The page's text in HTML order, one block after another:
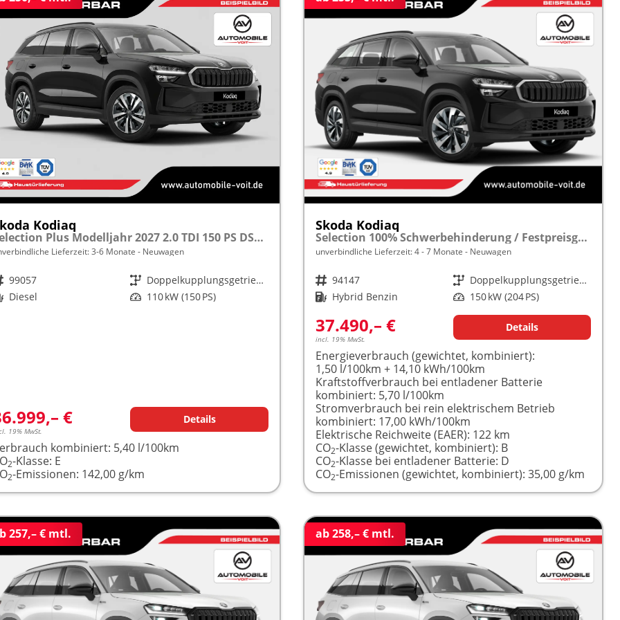
Kodiaq
Selection Plus Modelljahr 2027 2.0 TDI 150 PS DSG TEMPOMAT/R.KAMERA/SHZ/LED/LENKRADHEIZUNG frei konfigurierbar!
Lieferzeit: 3-6 Monate Neuwagen
99057 Getriebe
Doppelkupplungsgetriebe (DSG)
Diesel Leistung 110 kW (150 PS)
€
19% MwSt.
Details
kombiniert: 5,40 l/100km
2-Klasse: E
2-Emissionen: 142,00 g/km
Skoda Kodiaq
Selection 100% Schwerbehinderung / Festpreisgarantie* Modelljahr 1.5 TSI iV PLUG-IN-HYBRID 204PS DSG "Sonderangebot bei Schwerbehinderung" frei konfigurierbar!
unverbindliche Lieferzeit: 4 - 7 Monate Neuwagen
Fahrzeugnr. 94147 Getriebe
Doppelkupplungsgetriebe (DSG)
Kraftstoff Hybrid Benzin Leistung 150 kW (204 PS)
37.490,– €
incl. 19% MwSt.
Details
Energieverbrauch (gewichtet, kombiniert):
1,50 l/100km + 14,10 kWh/100km
Kraftstoffverbrauch bei entladener Batterie
kombiniert: 5,70 l/100km
Stromverbrauch bei rein elektrischem Betrieb
kombiniert: 17,00 kWh/100km
Elektrische Reichweite (EAER): 122 km
CO2-Klasse (gewichtet, kombiniert): B
CO2-Klasse bei entladener Batterie: D
CO2-Emissionen (gewichtet, kombiniert): 35,00 g/km
257,– € mtl. ab 258,– € mtl.